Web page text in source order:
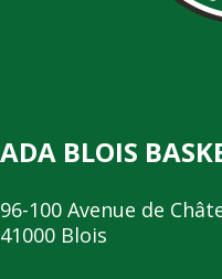
ADA BLOIS
96-100 Avenue de
41000 Blois